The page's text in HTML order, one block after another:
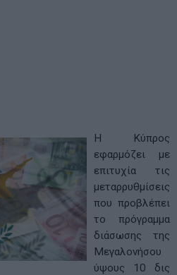
Η Κύπρος
εφαρμόζει με
επιτυχία τις
μεταρρυθμίσεις
που προβλέπει
το πρόγραμμα
διάσωσης της
Μεγαλονήσου
ύψους 10 δις